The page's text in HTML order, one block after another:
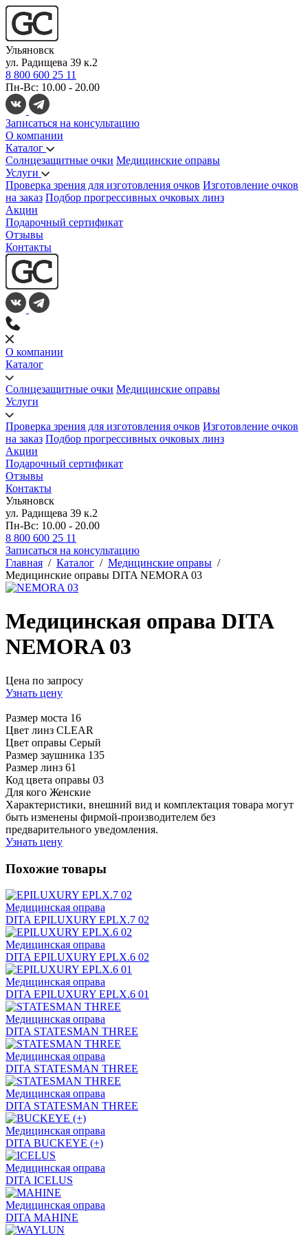
Ульяновск
ул. Радищева 39 к.2
8 800 600 25 11
Пн-Вс: 10.00 - 20.00
Записаться на консультацию
О компании
Каталог
Солнцезащитные очки Медицинские оправы
Услуги
Проверка зрения для изготовления очков Изготовление очков
на заказ Подбор прогрессивных очковых линз
Акции
Подарочный сертификат
Отзывы
Контакты
О компании
Каталог
Солнцезащитные очки Медицинские оправы
Услуги
Проверка зрения для изготовления очков Изготовление очков
на заказ Подбор прогрессивных очковых линз
Акции
Подарочный сертификат
Отзывы
Контакты
Ульяновск
ул. Радищева 39 к.2
Пн-Вс: 10.00 - 20.00
8 800 600 25 11
Записаться на консультацию
Главная / Каталог / Медицинские оправы /
Медицинские оправы DITA NEMORA 03
Медицинская оправа DITA
NEMORA 03
Цена по запросу
Узнать цену
Размер моста 16
Цвет линз CLEAR
Цвет оправы Серый
Размер заушника 135
Размер линз 61
Код цвета оправы 03
Для кого Женские
Характеристики, внешний вид и комплектация товара могут
быть изменены фирмой-производителем без
предварительного уведомления.
Узнать цену
Похожие товары
Медицинская оправа
DITA EPILUXURY EPLX.7 02
Медицинская оправа
DITA EPILUXURY EPLX.6 02
Медицинская оправа
DITA EPILUXURY EPLX.6 01
Медицинская оправа
DITA STATESMAN THREE
Медицинская оправа
DITA STATESMAN THREE
Медицинская оправа
DITA STATESMAN THREE
Медицинская оправа
DITA BUCKEYE (+)
Медицинская оправа
DITA ICELUS
Медицинская оправа
DITA MAHINE